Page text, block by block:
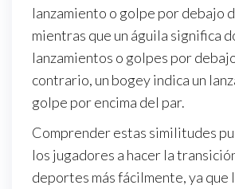
lanzamiento o golpe por debajo
mientras que un águila significa
lanzamientos o golpes por
contrario, un bogey indica un
golpe por encima del par.
Comprender estas similitudes
los jugadores a hacer la
deportes más fácilmente, ya que